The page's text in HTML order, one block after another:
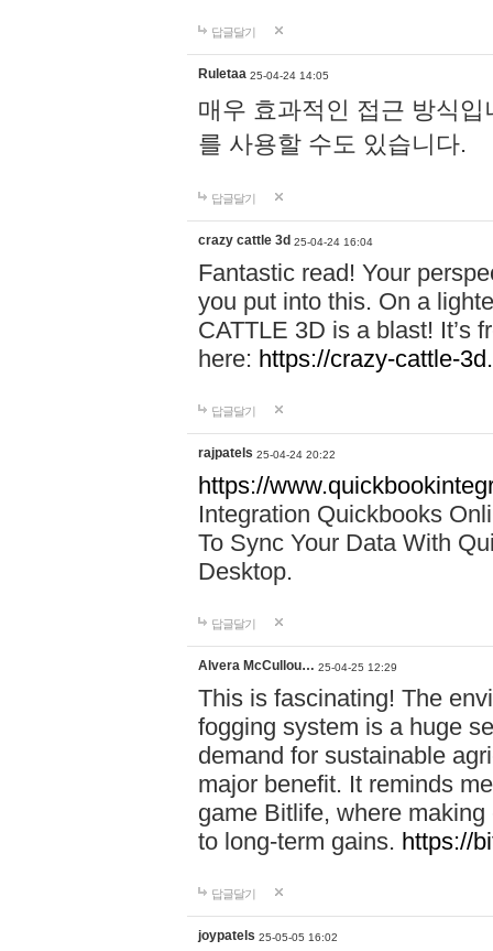
답글달기
Ruletaa 25-04-24 14:05
매우 효과적인 접근 방식입
를 사용할 수도 있습니다.
답글달기
crazy cattle 3d 25-04-24 16:04
Fantastic read! Your
you put into this. On a
CATTLE 3D is a blast! It’s
here: https://crazy-cattle-
답글달기
rajpatels 25-04-24 20:22
https://
Integration Quickbooks
To Sync Your Data With
Desktop.
답글달기
Alvera McCullou… 25-04-25 12:29
This is fascinating! The
fogging system is a huge
demand for sustainable
major benefit. It reminds
game Bitlife, where
to long-term gains. https://
답글달기
joypatels 25-05-05 16:02